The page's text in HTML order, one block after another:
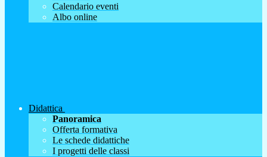
Calendario eventi
Albo online
Didattica
Panoramica
Offerta formativa
Le schede didattiche
I progetti delle classi